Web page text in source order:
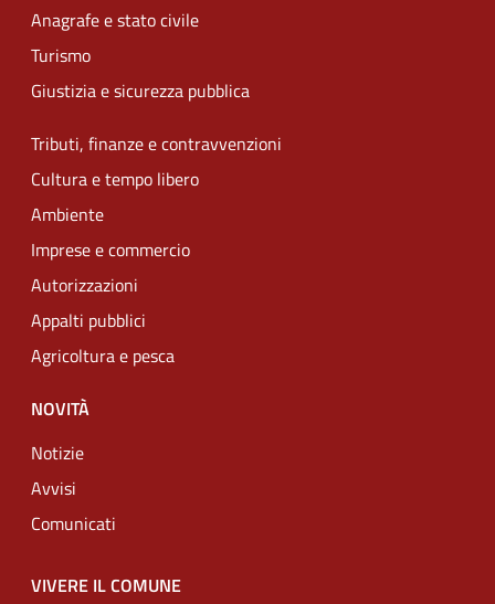
Anagrafe e stato civile
Turismo
Giustizia e sicurezza pubblica
Tributi, finanze e contravvenzioni
Cultura e tempo libero
Ambiente
Imprese e commercio
Autorizzazioni
Appalti pubblici
Agricoltura e pesca
NOVITÀ
Notizie
Avvisi
Comunicati
VIVERE IL COMUNE